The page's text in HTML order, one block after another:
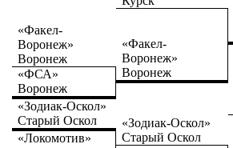
«Факел-
Воронеж»
Воронеж
«Факел-
Воронеж»
Воронеж
«ФСА»
Воронеж
«Зодиак-Оскол»
Старый Оскол
«Зодиак-Оскол»
Старый Оскол
«Локомотив»